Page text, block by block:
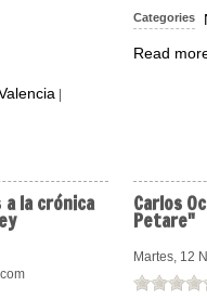
Categories
Read
a la crónica Carlos
Petare"
Martes, 12